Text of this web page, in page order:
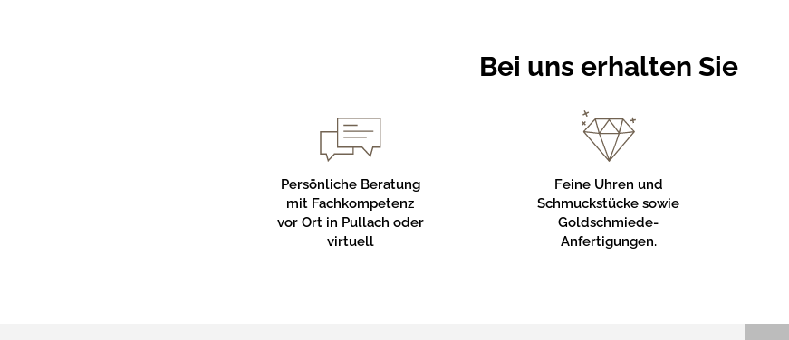
Bei uns erhalten Sie
Persönliche Beratung
mit Fachkompetenz
vor Ort in Pullach oder
virtuell
Feine Uhren und
Schmuckstücke sowie
Goldschmiede-
Anfertigungen.